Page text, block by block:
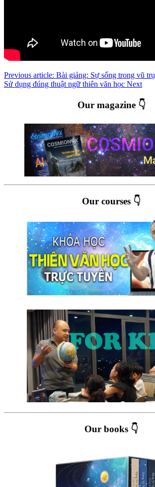
Previous article: Bài giảng: Sự sống trong vũ trụ
Sử dụng đúng thuật ngữ thiên văn học Next
Our magazine 👇
Our courses 👇
Our books 👇